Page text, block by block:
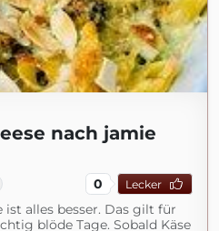
nach jamie
0 Lecker
alles besser. Das gilt für
blöde Tage. Sobald Käse